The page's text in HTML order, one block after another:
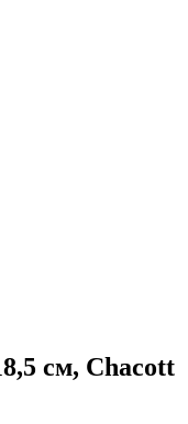
см, Chacott